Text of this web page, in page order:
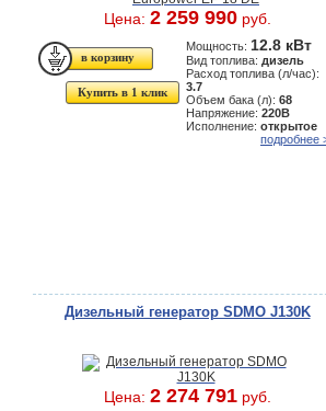
Цена: 2 259 990руб.
Купить в 1 клик
Мощность: 12.8 кВт
Вид топлива: дизель
Расход топлива (л/час):
3.7
Объем бака (л): 68
Напряжение: 220В
Исполнение: открытое
подробнее
Дизельный генератор SDMO J130K
Цена: 2 274 791руб.